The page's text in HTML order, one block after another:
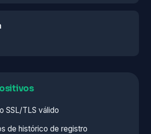
SSL/TLS válido
de histórico de registro